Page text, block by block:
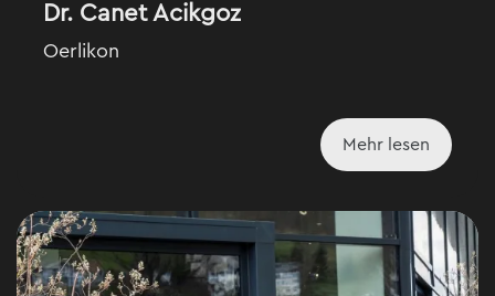
Dr. Canet Acikgoz
Oerlikon
Mehr lesen